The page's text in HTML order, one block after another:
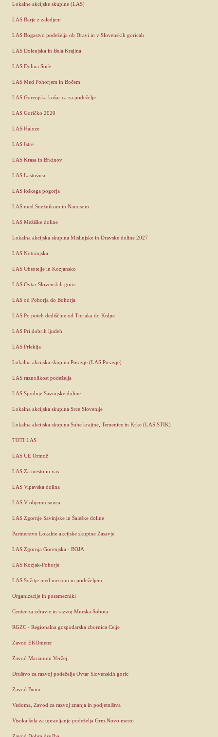
Lokalne akcijske skupine (LAS)
LAS Barje z zaledjem
LAS Bogastvo podeželja ob Dravi in v Slovenskih goricah
LAS Dolenjska in Bela Krajina
LAS Dolina Soče
LAS Med Pohorjem in Bočem
LAS Gorenjska košarica za podeželje
LAS Goričko 2020
LAS Haloze
LAS Istre
LAS Krasa in Brkinov
LAS Lastovica
LAS loškega pogorja
LAS med Snežnikom in Nanosom
LAS Mežiške doline
Lokalna akcijska skupina Mislinjske in Dravske doline 2027
LAS Notranjska
LAS Obsotelje in Kozjansko
LAS Ovtar Slovenskih goric
LAS od Pohorja do Bohorja
LAS Po poteh dediščine od Turjaka do Kolpe
LAS Pri dobrih ljudeh
LAS Prlekija
Lokalna akcijska skupina Posavje (LAS Posavje)
LAS raznolikost podeželja
LAS Spodnje Savinjske doline
Lokalna akcijska skupina Srce Slovenije
Lokalna akcijska skupina Suhe krajine, Temenice in Krke (LAS STIK)
TOTI LAS
LAS UE Ormož
LAS Za mesto in vas
LAS Vipavska dolina
LAS V objemu sonca
LAS Zgornje Savinjske in Šaleške doline
Partnerstvo Lokalne akcijske skupine Zasavje
LAS Zgornja Gorenjska - BOJA
LAS Kozjak-Pohorje
LAS Sožitje med mestom in podeželjem
Organizacije in posamezniki
Center za zdravje in razvoj Murska Sobota
RGZC - Regionalna gospodarska zbornica Celje
Zavod EKOmeter
Zavod Marianum Veržej
Društvo za razvoj podeželja Ovtar Slovenskih goric
Zavod Buinc
Vedoma, Zavod za razvoj znanja in podjetništva
Visoka šola za upravljanje podeželja Grm Novo mesto